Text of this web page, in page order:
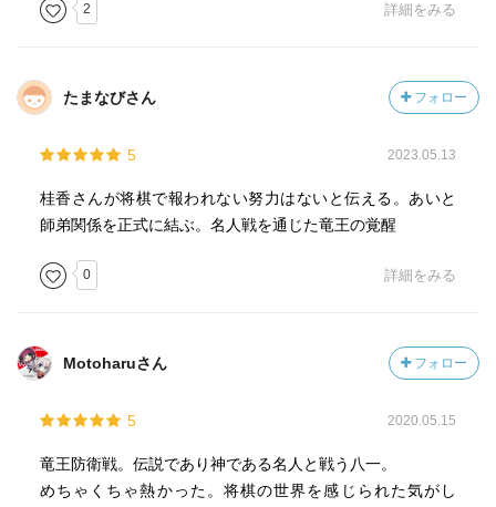
2 詳細をみる
たまなびさん フォロー
5 2023.05.13
桂香さんが将棋で報われない努力はないと伝える。あいと
師弟関係を正式に結ぶ。名人戦を通じた竜王の覚醒
0 詳細をみる
Motoharuさん フォロー
5 2020.05.15
竜王防衛戦。伝説であり神である名人と戦う八一。
めちゃくちゃ熱かった。将棋の世界を感じられた気がし